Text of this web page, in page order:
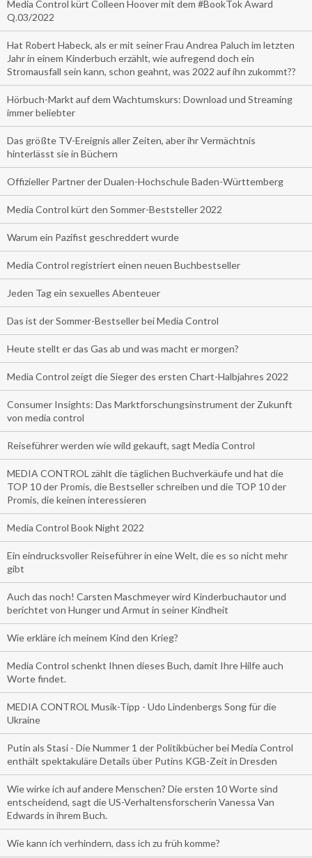
Media Control kürt Colleen Hoover mit dem #BookTok Award
Q.03/2022
Hat Robert Habeck, als er mit seiner Frau Andrea Paluch im letzten
Jahr in einem Kinderbuch erzählt, wie aufregend doch ein
Stromausfall sein kann, schon geahnt, was 2022 auf ihn zukommt??
Hörbuch-Markt auf dem Wachtumskurs: Download und Streaming
immer beliebter
Das größte TV-Ereignis aller Zeiten, aber ihr Vermächtnis
hinterlässt sie in Büchern
Offizieller Partner der Dualen-Hochschule Baden-Württemberg
Media Control kürt den Sommer-Beststeller 2022
Warum ein Pazifist geschreddert wurde
Media Control registriert einen neuen Buchbestseller
Jeden Tag ein sexuelles Abenteuer
Das ist der Sommer-Bestseller bei Media Control
Heute stellt er das Gas ab und was macht er morgen?
Media Control zeigt die Sieger des ersten Chart-Halbjahres 2022
Consumer Insights: Das Marktforschungsinstrument der Zukunft
von media control
Reiseführer werden wie wild gekauft, sagt Media Control
MEDIA CONTROL zählt die täglichen Buchverkäufe und hat die
TOP 10 der Promis, die Bestseller schreiben und die TOP 10 der
Promis, die keinen interessieren
Media Control Book Night 2022
Ein eindrucksvoller Reiseführer in eine Welt, die es so nicht mehr
gibt
Auch das noch! Carsten Maschmeyer wird Kinderbuchautor und
berichtet von Hunger und Armut in seiner Kindheit
Wie erkläre ich meinem Kind den Krieg?
Media Control schenkt Ihnen dieses Buch, damit Ihre Hilfe auch
Worte findet.
MEDIA CONTROL Musik-Tipp - Udo Lindenbergs Song für die
Ukraine
Putin als Stasi - Die Nummer 1 der Politikbücher bei Media Control
enthält spektakuläre Details über Putins KGB-Zeit in Dresden
Wie wirke ich auf andere Menschen? Die ersten 10 Worte sind
entscheidend, sagt die US-Verhaltensforscherin Vanessa Van
Edwards in ihrem Buch.
Wie kann ich verhindern, dass ich zu früh komme?